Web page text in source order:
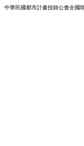
中華民國都市計畫技師公會全國